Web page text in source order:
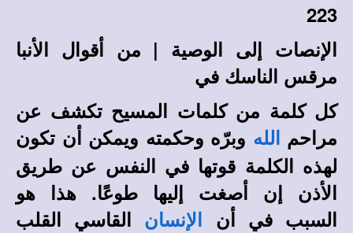
223
الإنصات إلى الوصية | من أقوال الأنبا
مرقس الناسك في
كل كلمة من كلمات المسيح تكشف عن
مراحم
الله وبرّه وحكمته ويمكن أن تكون
لهذه الكلمة قوتها في النفس عن طريق
الأذن إن أصغت إليها طوعًا. هذا هو
السبب في أن
الإنسان
القاسي القلب